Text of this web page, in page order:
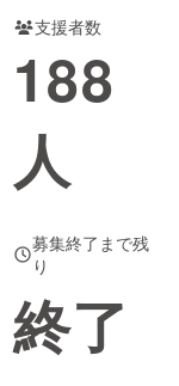
支援者数
188
人
募集終了まで残
り
終了